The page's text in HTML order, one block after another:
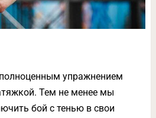
упражнением
Тем не менее мы
бой с тенью в свои